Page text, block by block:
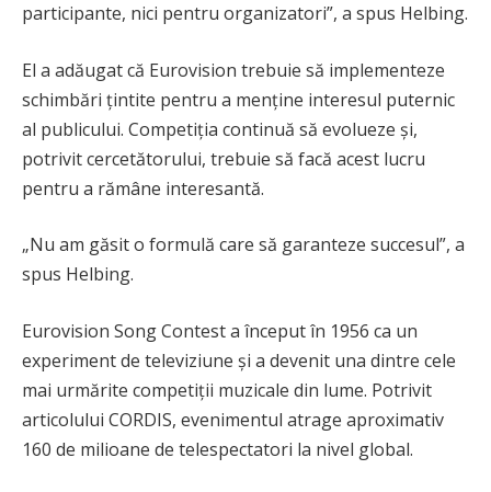
participante, nici pentru organizatori”, a spus Helbing.
El a adăugat că Eurovision trebuie să implementeze
schimbări țintite pentru a menține interesul puternic
al publicului. Competiția continuă să evolueze și,
potrivit cercetătorului, trebuie să facă acest lucru
pentru a rămâne interesantă.
„Nu am găsit o formulă care să garanteze succesul”, a
spus Helbing.
Eurovision Song Contest a început în 1956 ca un
experiment de televiziune și a devenit una dintre cele
mai urmărite competiții muzicale din lume. Potrivit
articolului CORDIS, evenimentul atrage aproximativ
160 de milioane de telespectatori la nivel global.